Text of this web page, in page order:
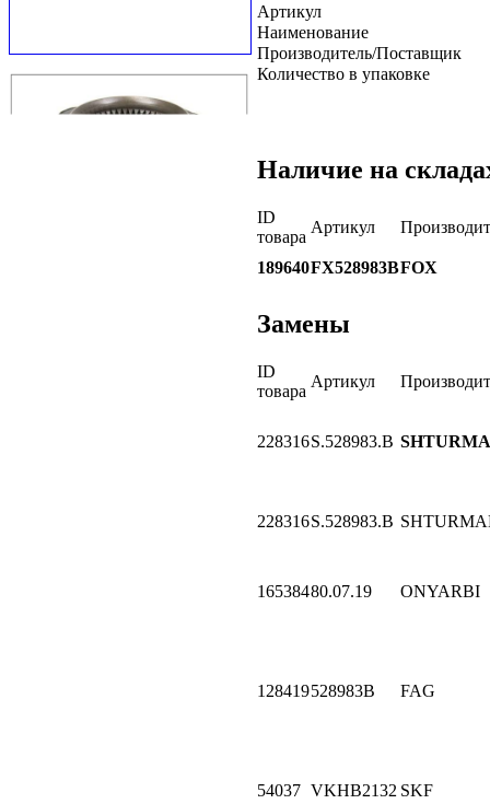
Артикул
Наименование
Производитель/Поставщик
Количество в упаковке
Наличие на
ID
товара
Артикул
189640FX528983BFOX
Замены
ID
товара
Артикул
228316S.528983.B
228316S.528983.B
16538480.07.19 ONYARBI
128419528983B FAG
54037 VKHB2132 SKF